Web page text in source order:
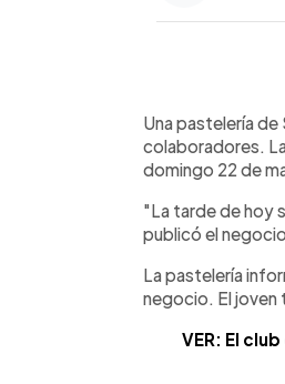
►
Una pastelería
colaboradores.
domingo 22 de
"La tarde de hoy
publicó el
La pastelería
negocio. El joven
VER: El